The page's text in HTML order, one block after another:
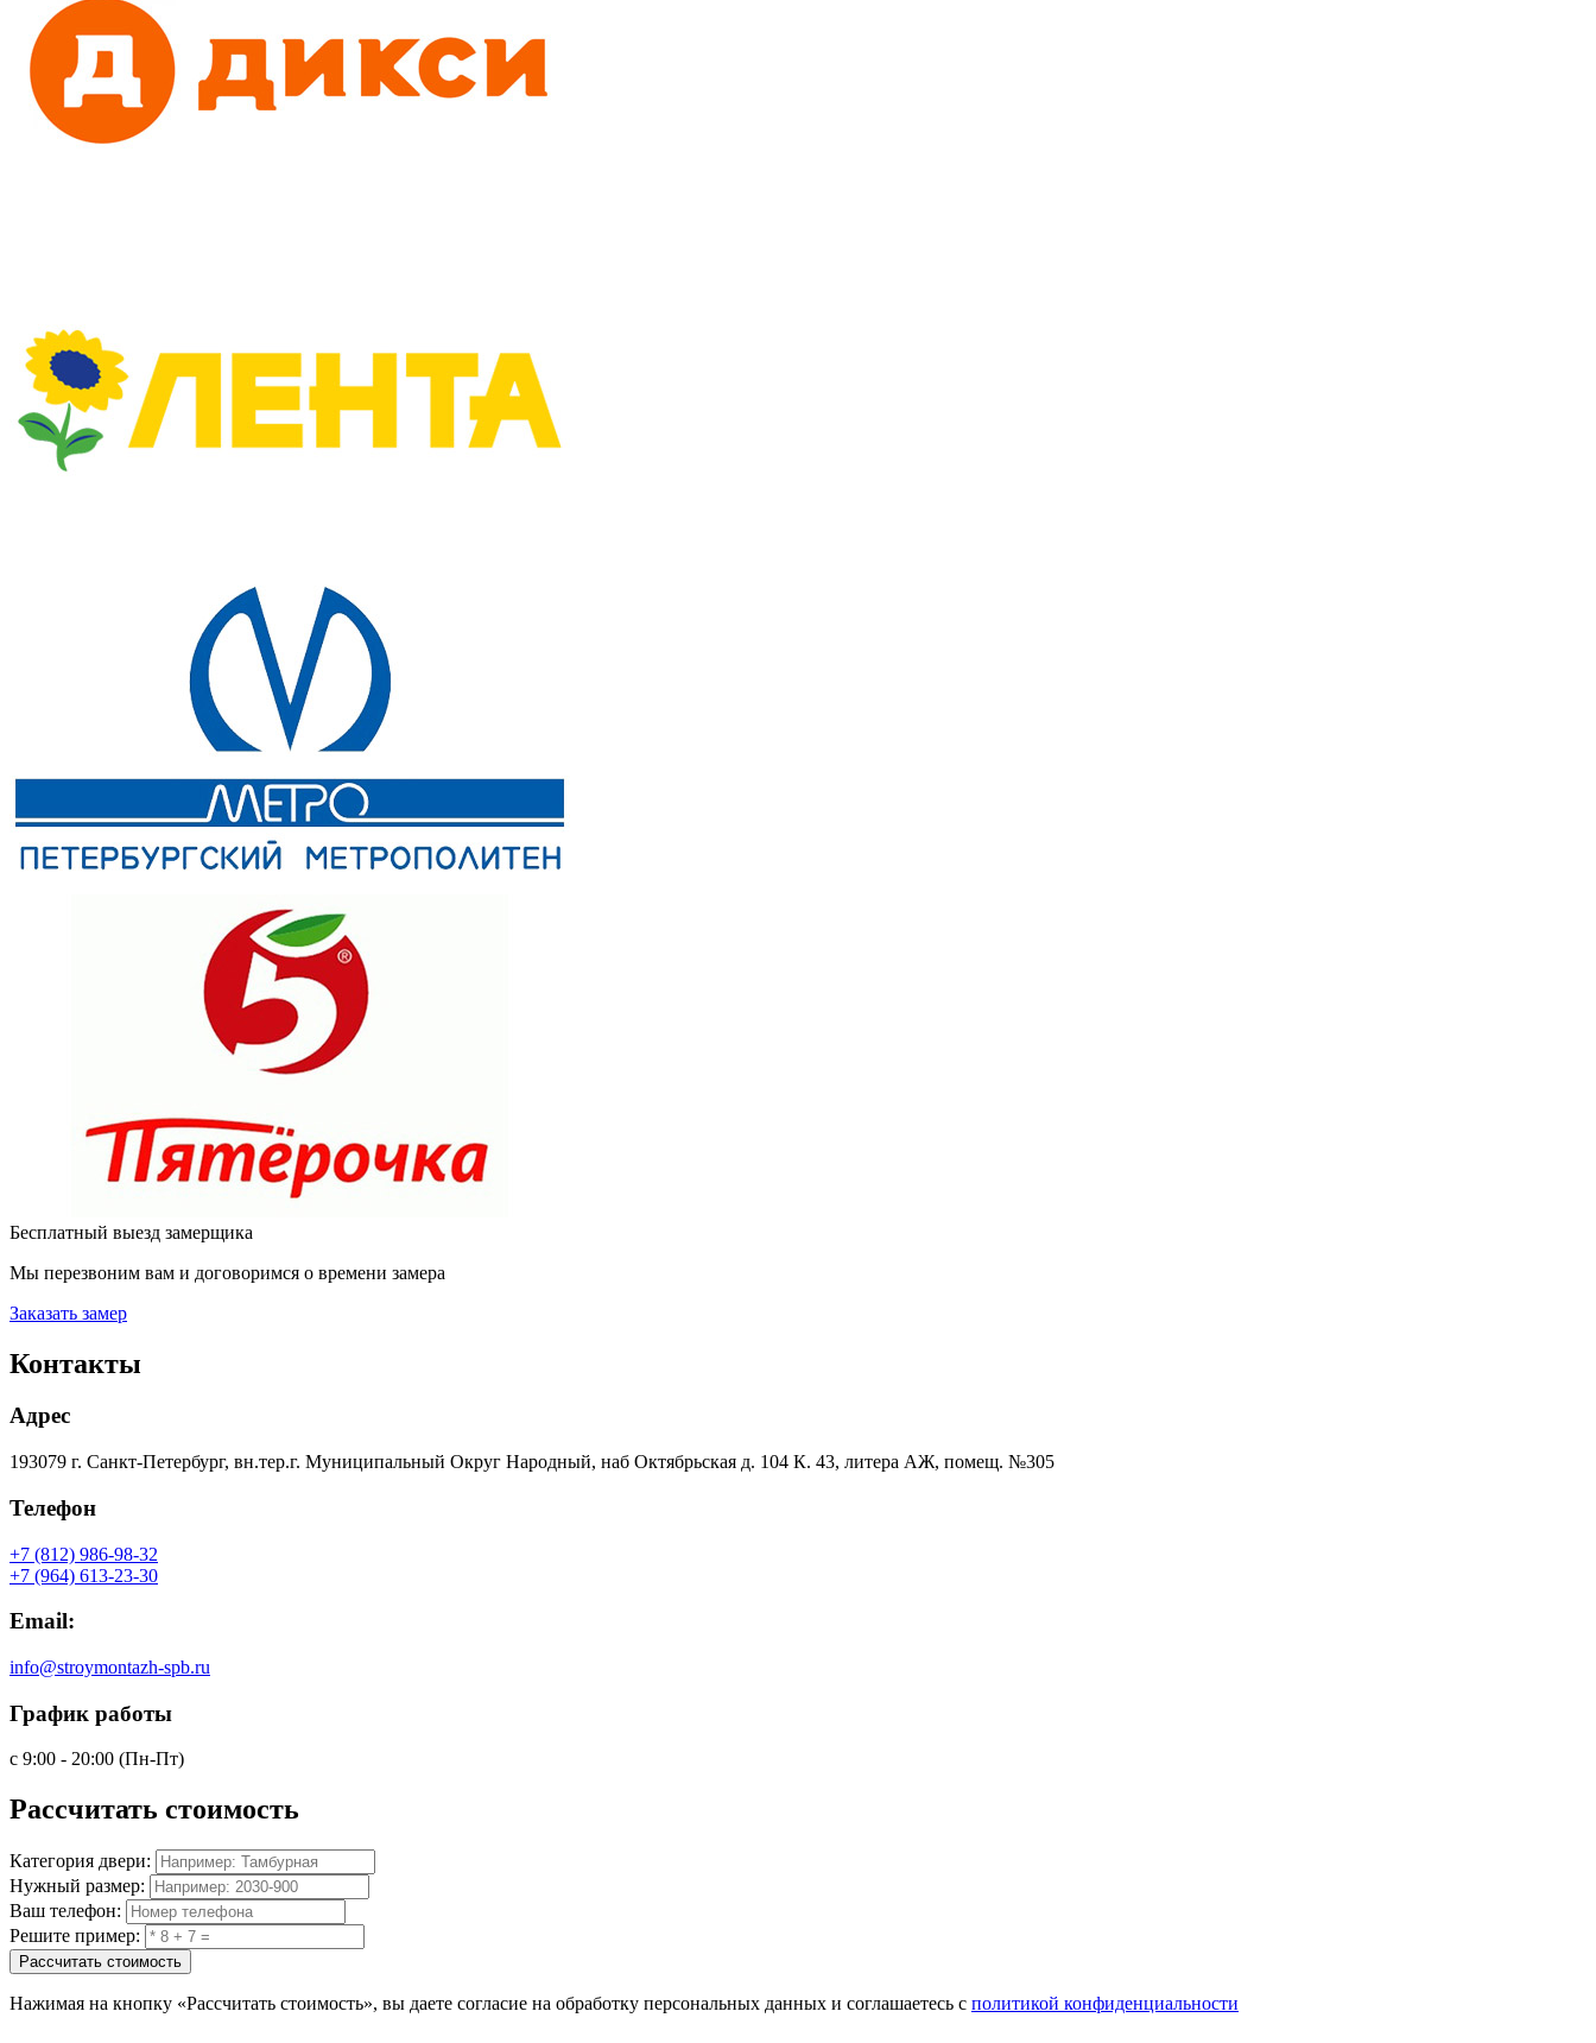
Бесплатный выезд замерщика
Мы перезвоним вам и договоримся о времени замера
Заказать замер
Контакты
Адрес
193079 г. Санкт-Петербург, вн.тер.г. Муниципальный Округ Народный, наб Октябрьская д. 104 К. 43, литера АЖ, помещ. №305
Телефон
+7 (812) 986-98-32
+7 (964) 613-23-30
Email:
info@stroymontazh-spb.ru
График работы
с 9:00 - 20:00 (Пн-Пт)
Рассчитать стоимость
Категория двери:
Нужный размер:
Ваш телефон:
Решите пример:
Рассчитать стоимость
Нажимая на кнопку «Рассчитать стоимость», вы даете согласие на обработку персональных данных и соглашаетесь с политикой конфиденциальности